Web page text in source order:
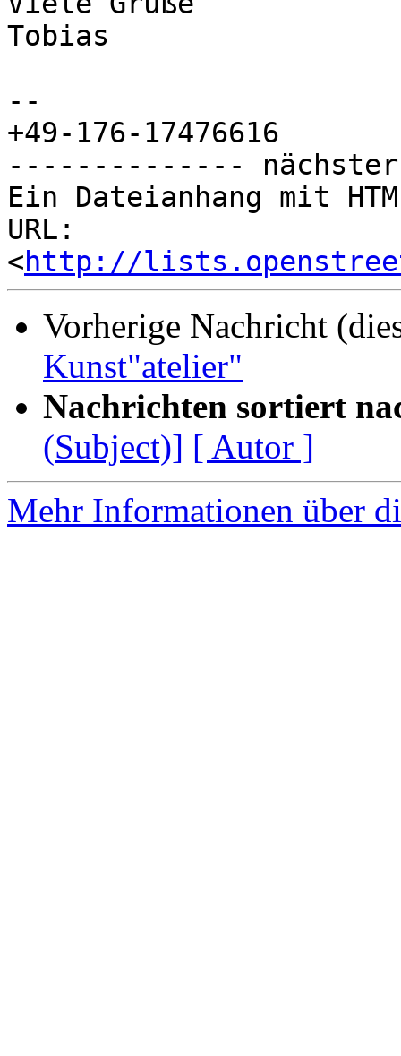
Tobias
--
+49-176-17476616
--------------
Ein Dateianhang mit
URL:
<http://
Vorherige Nachricht
Kunst"atelier"
Nachrichten sortiert
(Subject)] [ Autor ]
Mehr Informationen über